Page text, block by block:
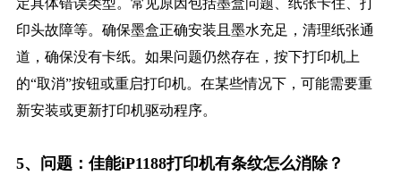
定具体错误类型。常见原因包括墨盒问题、纸张卡住、打
印头故障等。确保墨盒正确安装且墨水充足，清理纸张通
道，确保没有卡纸。如果问题仍然存在，按下打印机上
的“取消”按钮或重启打印机。在某些情况下，可能需要重
新安装或更新打印机驱动程序。
5、问题：佳能iP1188打印机有条纹怎么消除？